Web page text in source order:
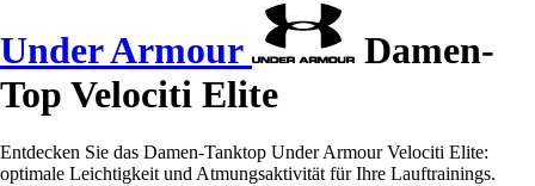
Under Armour
Damen-
Top Velociti Elite
Entdecken Sie das Damen-Tanktop Under Armour Velociti Elite:
optimale Leichtigkeit und Atmungsaktivität für Ihre Lauftrainings.